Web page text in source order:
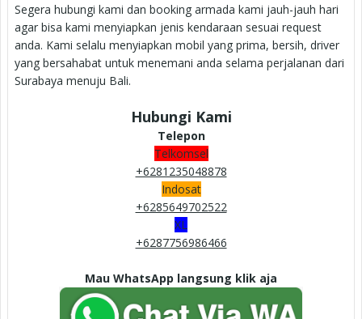
Segera hubungi kami dan booking armada kami jauh-jauh hari
agar bisa kami menyiapkan jenis kendaraan sesuai request
anda. Kami selalu menyiapkan mobil yang prima, bersih, driver
yang bersahabat untuk menemani anda selama perjalanan dari
Surabaya menuju Bali.
Hubungi Kami
Telepon
Telkomsel
+6281235048878
Indosat
+6285649702522
XL
+6287756986466
Mau WhatsApp langsung klik aja